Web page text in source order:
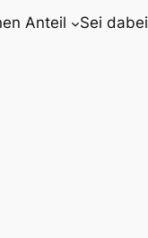
Anteil Sei dabei